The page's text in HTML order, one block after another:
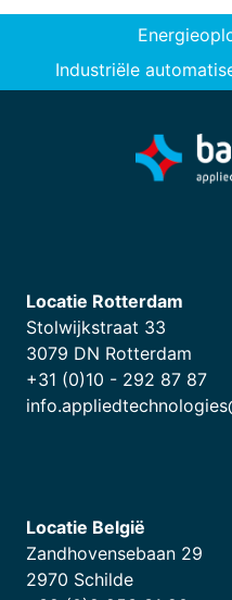
Industriële
Locatie Rotterdam
Stolwijkstraat 33
3079 DN Rotterdam
+31 (0)10 - 292 87 87
Locatie België
Zandhovensebaan 29
2970 Schilde